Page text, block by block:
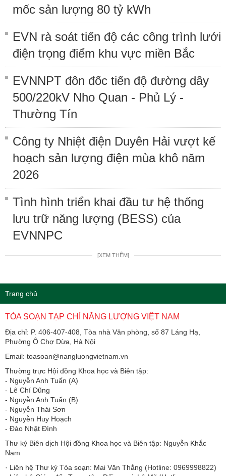
mốc sản lượng 80 tỷ kWh
EVN rà soát tiến độ các công trình lưới
điện trọng điểm khu vực miền Bắc
EVNNPT đôn đốc tiến độ đường dây
500/220kV Nho Quan - Phủ Lý -
Thường Tín
Công ty Nhiệt điện Duyên Hải vượt kế
hoạch sản lượng điện mùa khô năm
2026
Tình hình triển khai đầu tư hệ thống
lưu trữ năng lượng (BESS) của
EVNNPC
[XEM THÊM]
Trang chủ
TÒA SOẠN TẠP CHÍ NĂNG LƯỢNG VIỆT NAM
Địa chỉ: P. 406-407-408, Tòa nhà Văn phòng, số 87 Láng Hạ,
Phường Ô Chợ Dừa, Hà Nội
Email: toasoan@nangluongvietnam.vn
Thường trực Hội đồng Khoa học và Biên tập:
​​​​​​- Nguyễn Anh Tuấn (A)
- Lê Chí Dũng
- Nguyễn Anh Tuấn (B)
- Nguyễn Thái Sơn
- Nguyễn Huy Hoạch
- Đào Nhật Đình
Thư ký Biên dịch Hội đồng Khoa học và Biên tập: Nguyễn Khắc
Nam
· Liên hệ Thư ký Tòa soạn: Mai Văn Thắng (Hotline: 0969998822)